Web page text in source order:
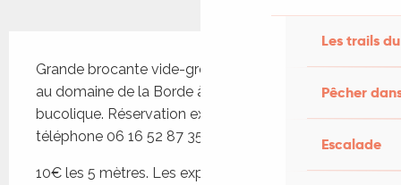
Les trails
Pêcher
Escalade
Grande brocante vide-greniers et art et artisanat,
au domaine de la Borde à Puy-l'Evêque, un lieu
bucolique. Réservation exposants par SMS ou
téléphone 06 16 52 87 35 ou 07.61.51.45.31.
10€ les 5 mètres. Les exposants gardent leurs